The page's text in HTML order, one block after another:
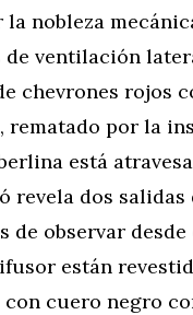
nobleza
ventilación
chevrones rojos
por la
está
revela dos
de observar
están
cuero negro